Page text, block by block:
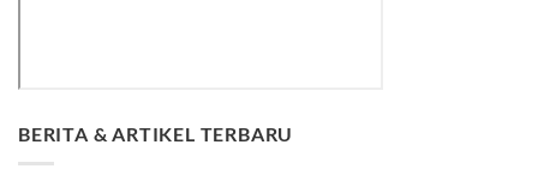
BERITA & ARTIKEL TERBARU